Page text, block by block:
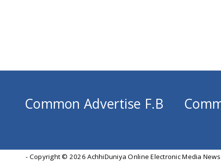
Common Advertise F.B
- Copyright © 2026 AchhiDuniya Online Electronic Media